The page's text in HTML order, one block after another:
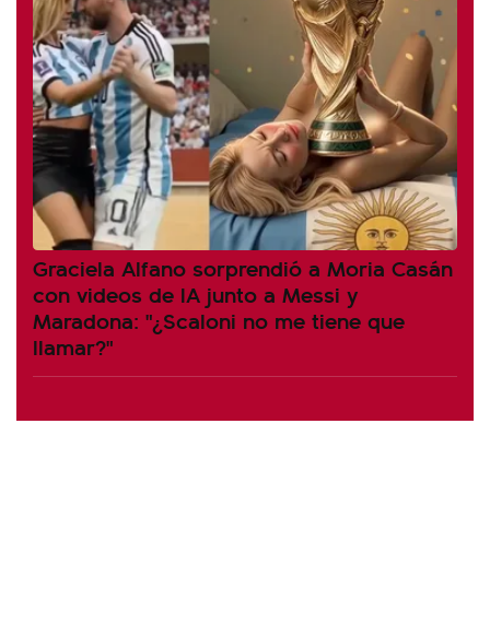
Graciela Alfano sorprendió a Moria Casán
con videos de IA junto a Messi y
Maradona: "¿Scaloni no me tiene que
llamar?"